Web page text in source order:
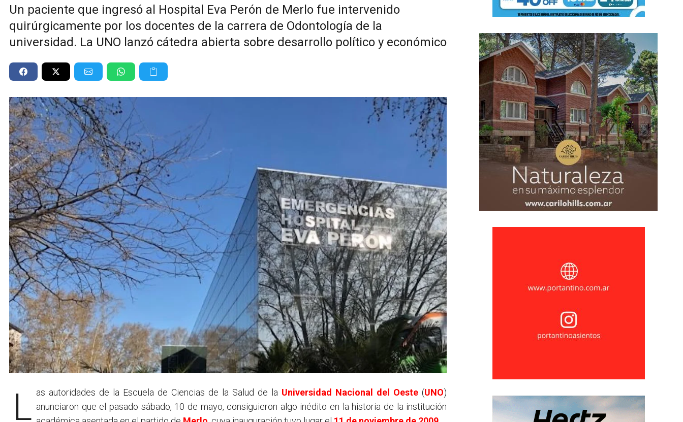
Un paciente que ingresó al Hospital Eva Perón de Merlo fue intervenido
quirúrgicamente por los docentes de la carrera de Odontología de la
universidad. La UNO lanzó cátedra abierta sobre desarrollo político y económico
Las autoridades de la Escuela de Ciencias de la Salud de la Universidad Nacional del Oeste (UNO)
anunciaron que el pasado sábado, 10 de mayo, consiguieron algo inédito en la historia de la institución